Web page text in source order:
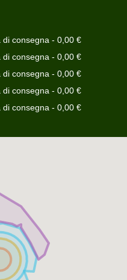
di consegna - 0,00 €
di consegna - 0,00 €
di consegna - 0,00 €
di consegna - 0,00 €
di consegna - 0,00 €